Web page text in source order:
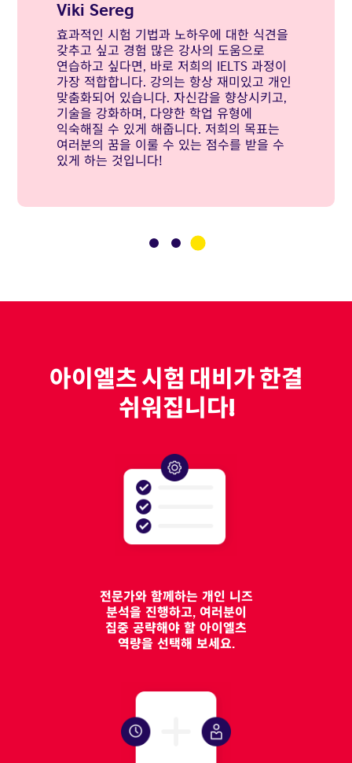
Viki Sereg
효과적인 시험 기법과 노하우에 대한 식견을
갖추고 싶고 경험 많은 강사의 도움으로
연습하고 싶다면, 바로 저희의 IELTS 과정이
가장 적합합니다. 강의는 항상 재미있고 개인
맞춤화되어 있습니다. 자신감을 향상시키고,
기술을 강화하며, 다양한 학업 유형에
익숙해질 수 있게 해줍니다. 저희의 목표는
여러분의 꿈을 이룰 수 있는 점수를 받을 수
있게 하는 것입니다!
3
아이엘츠 시험 대비가 한결
쉬워집니다!
전문가와 함께하는 개인 니즈
분석을 진행하고, 여러분이
집중 공략해야 할 아이엘츠
역량을 선택해 보세요.